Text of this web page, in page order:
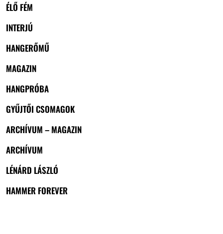
ÉLŐ FÉM
INTERJÚ
HANGERŐMŰ
MAGAZIN
HANGPRÓBA
GYŰJTŐI CSOMAGOK
ARCHÍVUM – MAGAZIN
ARCHÍVUM
LÉNÁRD LÁSZLÓ
HAMMER FOREVER